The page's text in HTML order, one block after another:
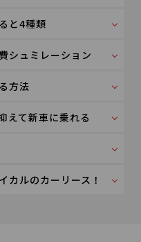
と4種類
シュミレーション
方法
えて新車に乗れる
カルのカーリース！